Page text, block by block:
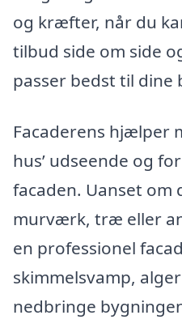
og kræfter, når du
tilbud side om side
passer bedst til dine
Facaderens hjælper
hus’ udseende og
facaden. Uanset om
murværk, træ eller
en professionel
skimmelsvamp,
nedbringe